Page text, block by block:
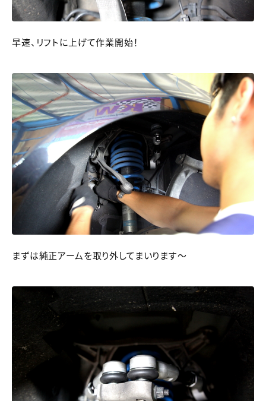
早速、リフトに上げて作業開始！
まずは純正アームを取り外してまいります～